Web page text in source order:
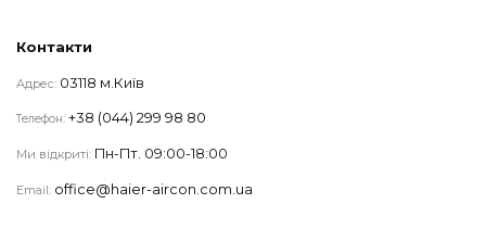
Контакти
Адрес: 03118 м.Київ
Телефон: +38 (044) 299 98 80
Ми відкриті: Пн-Пт. 09:00-18:00
Email: office@haier-aircon.com.ua